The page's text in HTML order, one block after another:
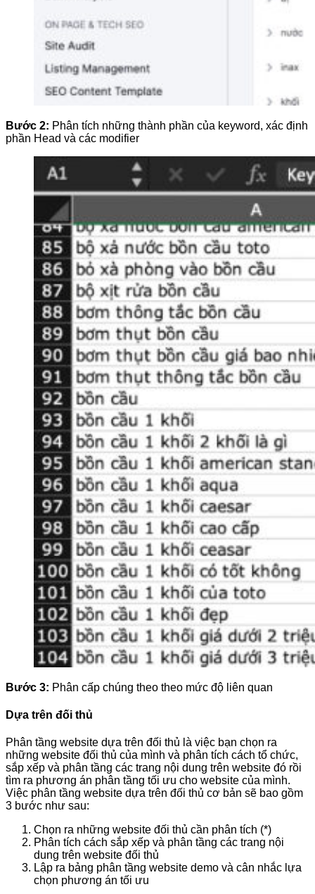
Bước 2: Phân tích những thành phần của keyword, xác định
phần Head và các modifier
Bước 3: Phân cấp chúng theo theo mức độ liên quan
Dựa trên đối thủ
Phân tầng website dựa trên đối thủ là việc bạn chọn ra
những website đối thủ của mình và phân tích cách tổ chức,
sắp xếp và phân tầng các trang nội dung trên website đó rồi
tìm ra phương án phân tầng tối ưu cho website của mình.
Việc phân tầng website dựa trên đối thủ cơ bản sẽ bao gồm
3 bước như sau:
Chọn ra những website đối thủ cần phân tích (*)
Phân tích cách sắp xếp và phân tầng các trang nội
dung trên website đối thủ
Lập ra bảng phân tầng website demo và cân nhắc lựa
chọn phương án tối ưu